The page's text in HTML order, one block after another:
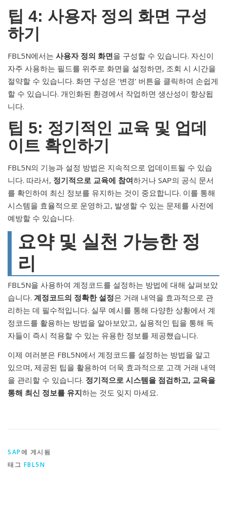
팁 4: 사용자 정의 화면 구성
하기
FBL5N에서는 사용자 정의 화면을 구성할 수 있습니다. 자신이
자주 사용하는 필드를 위주로 화면을 설정하면, 조회 시 시간을
절약할 수 있습니다. 화면 구성은 ‘변경’ 버튼을 클릭하여 손쉽게
할 수 있습니다. 개인화된 환경에서 작업하면 생산성이 향상됩
니다.
팁 5: 정기적인 교육 및 업데
이트 확인하기
FBL5N의 기능과 설정 방법은 지속적으로 업데이트될 수 있습
니다. 따라서, 정기적으로 교육에 참여하거나 SAP의 공식 문서
를 확인하여 최신 정보를 유지하는 것이 중요합니다. 이를 통해
시스템을 효율적으로 운영하고, 발생할 수 있는 문제를 사전에
예방할 수 있습니다.
요약 및 실천 가능한 정
리
FBL5N을 사용하여 계정코드를 설정하는 방법에 대해 살펴보았
습니다. 계정코드의 정확한 설정은 거래 내역을 효과적으로 관
리하는 데 필수적입니다. 실무 예시를 통해 다양한 상황에서 계
정코드를 활용하는 방법을 알아보았고, 실용적인 팁을 통해 독
자들이 즉시 적용할 수 있는 유용한 정보를 제공했습니다.
이제 여러분은 FBL5N에서 계정코드를 설정하는 방법을 알고
있으며, 제공된 팁을 활용하여 더욱 효과적으로 고객 거래 내역
을 관리할 수 있습니다. 정기적으로 시스템을 점검하고, 교육을
통해 최신 정보를 유지하는 것도 잊지 마세요.
SAP에 게시됨
태그 FBL5N